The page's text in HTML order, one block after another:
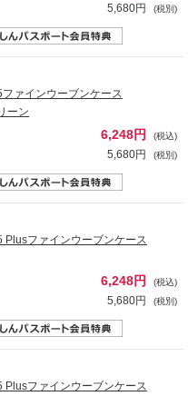
5,680円 (税別)
ァインウーブンケース
ーン
6,248円 (税込)
5,680円 (税別)
ファインウーブンケース
6,248円 (税込)
5,680円 (税別)
ファインウーブンケース